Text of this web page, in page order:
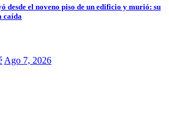
desde el noveno piso de un edificio y murió: su
caída
Ago 7, 2026